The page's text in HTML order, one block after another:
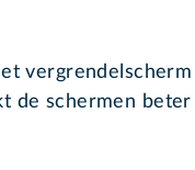
de schermen beter